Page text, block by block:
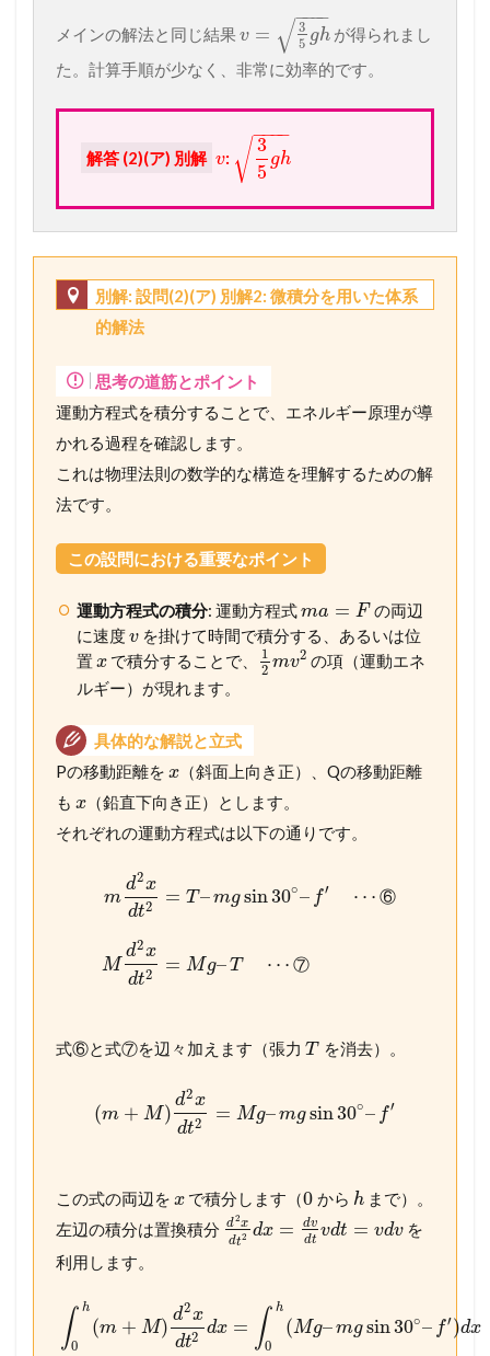
メインの解法と同じ結果v =
3
5 gh
− −
−−
√
が得られまし
た。計算手順が少なく、非常に効率的です。
解答 (2)(ア) 別解 v:
3
5
gh
− −
−−
√
別解: 設問(2)(ア) 別解2: 微積分を用いた体系
的解法
思考の道筋とポイント
運動方程式を積分することで、エネルギー原理が導
かれる過程を確認します。
これは物理法則の数学的な構造を理解するための解
法です。
この設問における重要なポイント
運動方程式の積分: 運動方程式ma = Fの両辺
に速度v を掛けて時間で積分する、あるいは位
置 xで積分することで、
1
2 mv2 の項（運動エネ
ルギー）が現れます。
具体的な解説と立式
Pの移動距離を x （斜面上向き正）、Qの移動距離
も x （鉛直下向き正）とします。
それぞれの運動方程式は以下の通りです。
m
d2x
dt2
M
d2x
dt2
= T– mg sin30∘– f′ ⋯ ⑥
= Mg–T ⋯ ⑦
式⑥と式⑦を辺々加えます（張力 T を消去）。
(m + M)
d2x
dt2 = Mg–mgsin30∘– f′
この式の両辺を x で積分します（0 から h まで）。
左辺の積分は置換積分 d2x
dt2 dx = dv
dt
vdt = vdvを
利用します。
∫ h
0
(m + M)
d2x
dt2
dx = ∫ h
0
(Mg–mgsin30∘– f′)dx